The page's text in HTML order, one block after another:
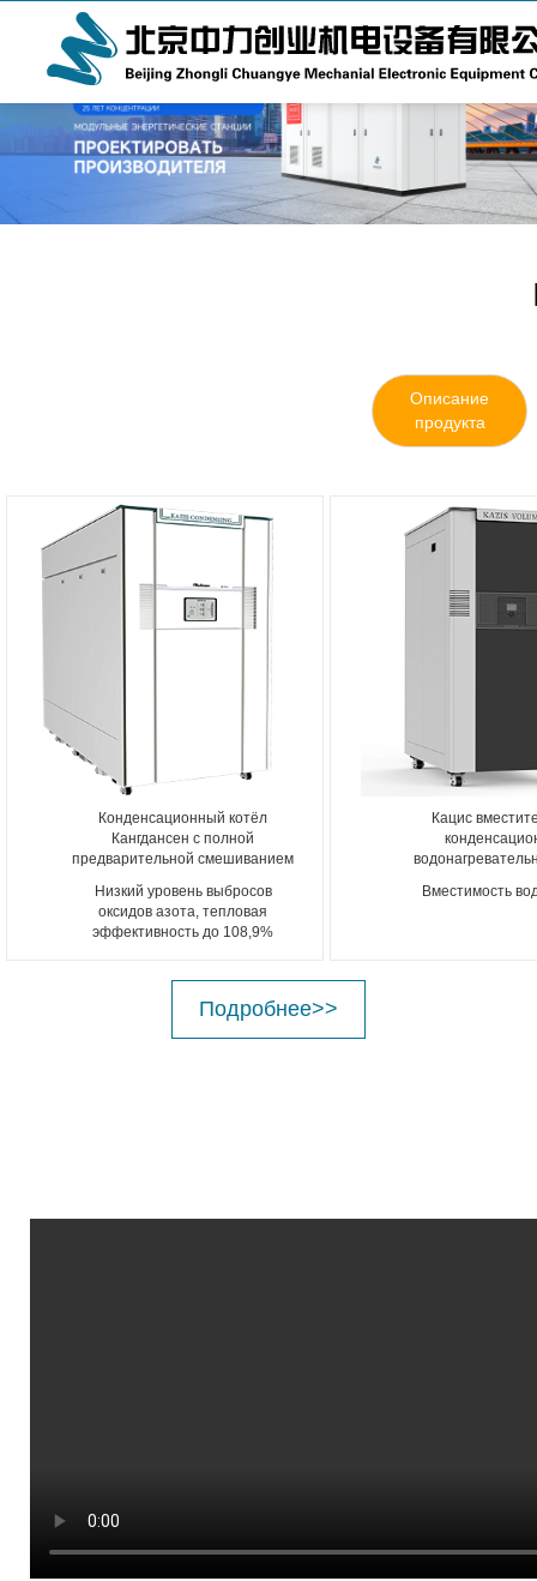
Описание
продукта
Конденсационный котёл
Кангдансен с полной
предварительной смешиванием
Низкий уровень выбросов
оксидов азота, тепловая
эффективность до 108,9%
Кацис
Вместимость
Подробнее>>